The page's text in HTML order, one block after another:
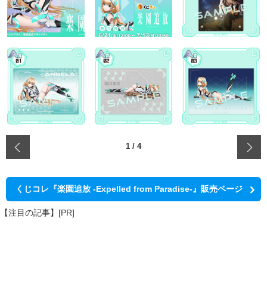
1 / 4
くじコレ『楽園追放 -Expelled from Paradise-』販売ページ
【注目の記事】[PR]